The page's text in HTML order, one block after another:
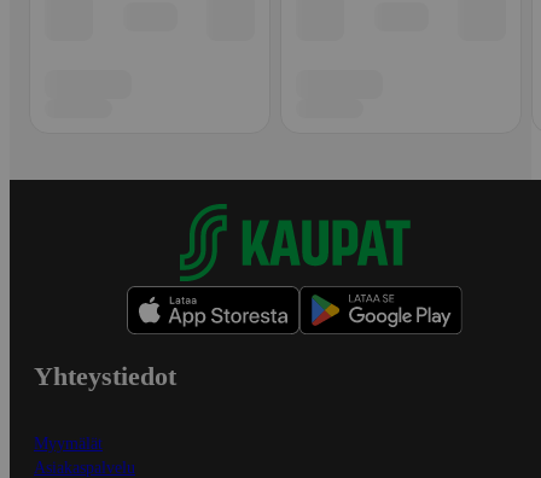
Yhteystiedot
Myymälät
Asiakaspalvelu